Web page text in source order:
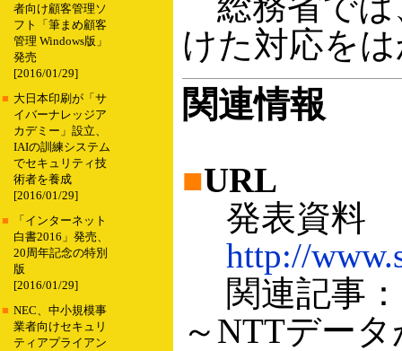
者向け顧客管理ソ
フト「筆まめ顧客
管理 Windows版」
発売
[2016/01/29]
■ 大日本印刷が「サ
イバーナレッジア
カデミー」設立、
IAIの訓練システム
でセキュリティ技
術者を養成
[2016/01/29]
■
「インターネット
白書2016」発売、
20周年記念の特別
版
[2016/01/29]
■ NEC、中小規模事
業者向けセキュリ
ティアプライアン
けた対応を
関連情報
■URL
発表資料
http://
関連記事：
～NTTデー